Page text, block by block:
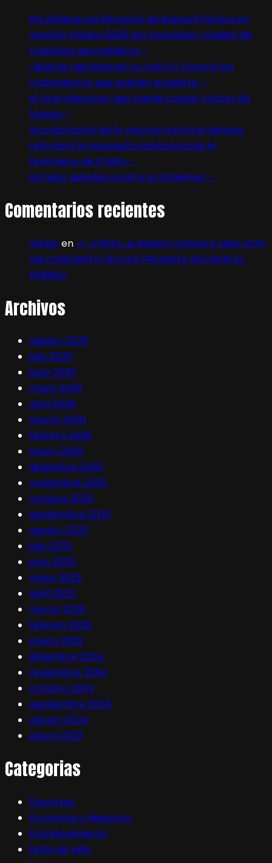
SIS obtiene certificación de Buena Práctica en
Gestión Pública 2026 por innovador modelo de
traslados aeromédicos –
¿Buscas rejuvenecer tu rostro? Conoce los
tratamientos que pueden ayudarte –
el virus silencioso que puede causar cáncer de
hígado –
incorporación de la vacuna contra el dengue
reforzará la respuesta sanitaria ante el
fenómeno de El Niño –
la mejor defensa contra el Alzheimer –
Comentarios recientes
adminen 🎶 JOWELL & RANDY LLEGAN A LIMA CON
UN CONCIERTO 3D QUE PROMETE SACUDIR EL
PERREO:
Archivos
agosto 2026
julio 2026
junio 2026
mayo 2026
abril 2026
marzo 2026
febrero 2026
enero 2026
diciembre 2025
noviembre 2025
octubre 2025
septiembre 2025
agosto 2025
julio 2025
junio 2025
mayo 2025
abril 2025
marzo 2025
febrero 2025
enero 2025
diciembre 2024
noviembre 2024
octubre 2024
septiembre 2024
agosto 2024
enero 2023
Categorias
Deportes
Economía y Negocios
Entretenimiento
Estilo de vida